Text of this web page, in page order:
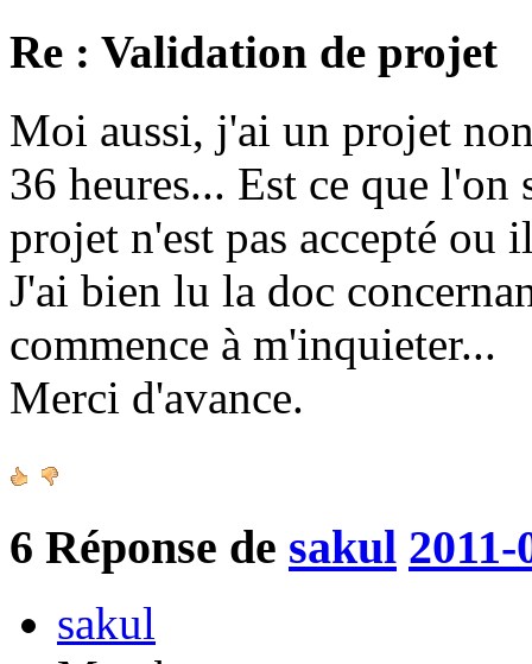
Re : Validation de projet
Moi aussi, j'ai un projet
36 heures... Est ce que l'on
projet n'est pas accepté ou
J'ai bien lu la doc
commence à m'inquieter...
Merci d'avance.
6 Réponse de sakul
sakul